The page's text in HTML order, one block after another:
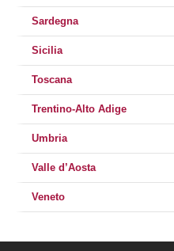
Sardegna
Sicilia
Toscana
Trentino-Alto Adige
Umbria
Valle d’Aosta
Veneto